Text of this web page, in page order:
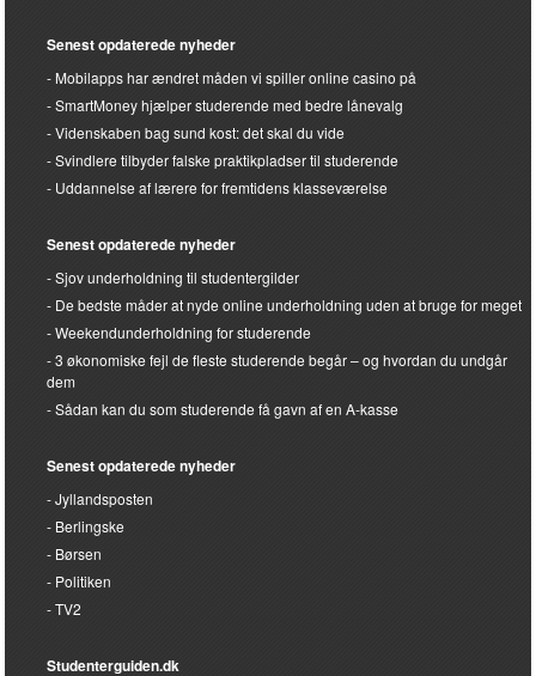
Senest opdaterede nyheder
Mobilapps har ændret måden vi spiller online casino på
SmartMoney hjælper studerende med bedre lånevalg
Videnskaben bag sund kost: det skal du vide
Svindlere tilbyder falske praktikpladser til studerende
Uddannelse af lærere for fremtidens klasseværelse
Senest opdaterede nyheder
Sjov underholdning til studentergilder
De bedste måder at nyde online underholdning uden at bruge for meget
Weekendunderholdning for studerende
3 økonomiske fejl de fleste studerende begår – og hvordan du undgår
dem
Sådan kan du som studerende få gavn af en A-kasse
Senest opdaterede nyheder
Jyllandsposten
Berlingske
Børsen
Politiken
TV2
Studenterguiden.dk